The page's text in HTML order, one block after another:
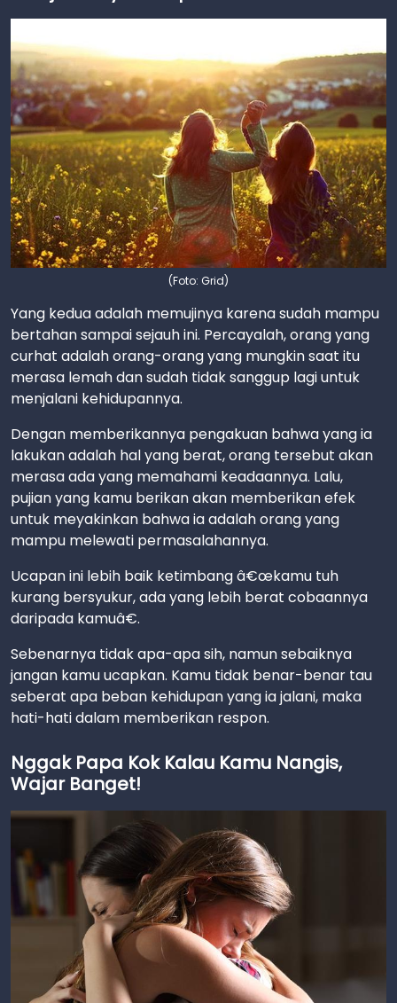
(Foto: Grid)
Yang kedua adalah memujinya karena sudah mampu
bertahan sampai sejauh ini. Percayalah, orang yang
curhat adalah orang-orang yang mungkin saat itu
merasa lemah dan sudah tidak sanggup lagi untuk
menjalani kehidupannya.
Dengan memberikannya pengakuan bahwa yang ia
lakukan adalah hal yang berat, orang tersebut akan
merasa ada yang memahami keadaannya. Lalu,
pujian yang kamu berikan akan memberikan efek
untuk meyakinkan bahwa ia adalah orang yang
mampu melewati permasalahannya.
Ucapan ini lebih baik ketimbang â€œkamu tuh
kurang bersyukur, ada yang lebih berat cobaannya
daripada kamuâ€.
Sebenarnya tidak apa-apa sih, namun sebaiknya
jangan kamu ucapkan. Kamu tidak benar-benar tau
seberat apa beban kehidupan yang ia jalani, maka
hati-hati dalam memberikan respon.
Nggak Papa Kok Kalau Kamu Nangis,
Wajar Banget!